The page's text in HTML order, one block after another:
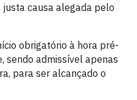
causa alegada pelo
obrigatório à hora pré-
sendo admissível apenas
para ser alcançado o